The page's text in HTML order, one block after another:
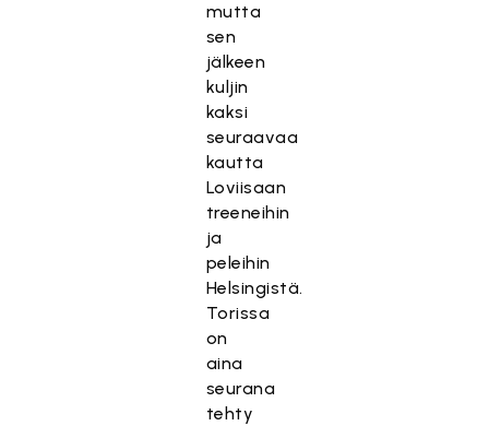
mutta
sen
jälkeen
kuljin
kaksi
seuraavaa
kautta
Loviisaan
treeneihin
ja
peleihin
Helsingistä.
Torissa
on
aina
seurana
tehty